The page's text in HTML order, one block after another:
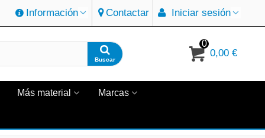
Información Contactar Iniciar sesión
Buscar
0
0,00 €
Más material Marcas